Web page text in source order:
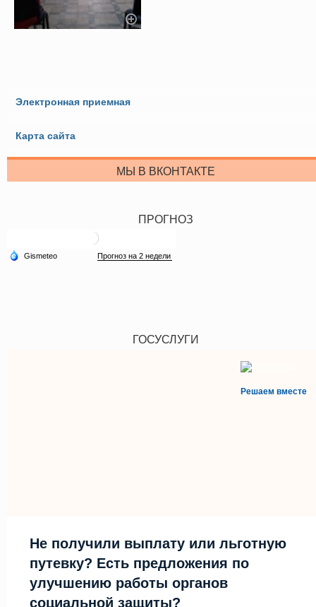
Электронная приемная
Карта сайта
МЫ В ВКОНТАКТЕ
ПРОГНОЗ
ГОСУСЛУГИ
Решаем вместе
Не получили выплату или льготную
путевку? Есть предложения по
улучшению работы органов
социальной защиты?